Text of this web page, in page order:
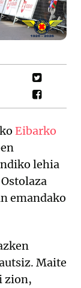
Eibarko
lehia
emandako
Maite
zion,